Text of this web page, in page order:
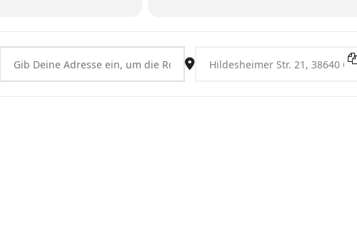
Destination Address - Goslar